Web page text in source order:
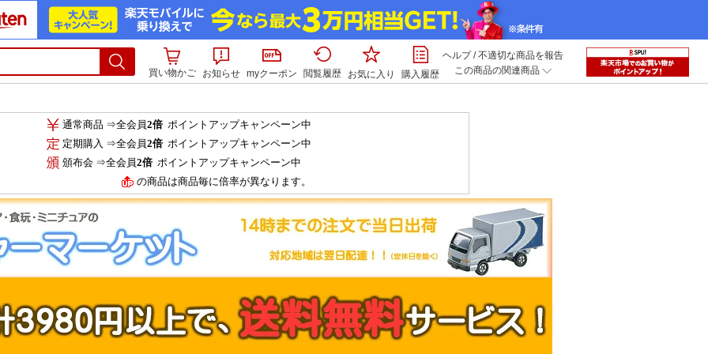
買い物かご お知らせ myクーポン 閲覧履歴 お気に入り 購入履歴
ヘルプ/不適切な商品を報告
この商品の関連商品
通常商品 ⇒全会員2倍ポイントアップキャンペーン中
定期購入 ⇒全会員2倍ポイントアップキャンペーン中
頒布会 ⇒全会員2倍ポイントアップキャンペーン中
の商品は商品毎に倍率が異なります。